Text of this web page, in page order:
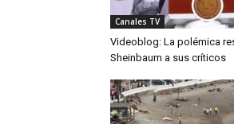
Canales TV
Videoblog: La polémica
Sheinbaum a sus críticos